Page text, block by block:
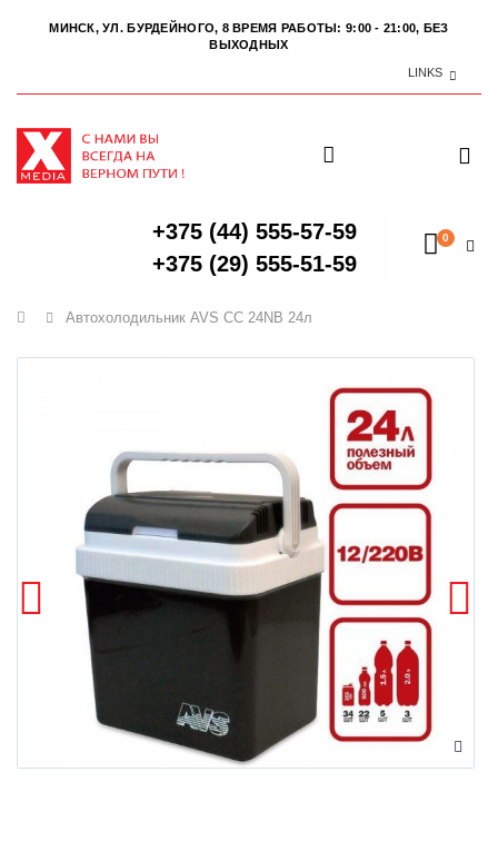
МИНСК, УЛ. БУРДЕЙНОГО, 8 ВРЕМЯ РАБОТЫ: 9:00 - 21:00, БЕЗ
ВЫХОДНЫХ
LINKS
+375 (44) 555-57-59
+375 (29) 555-51-59
0
Главная
Автохолодильник AVS CC 24NB 24л